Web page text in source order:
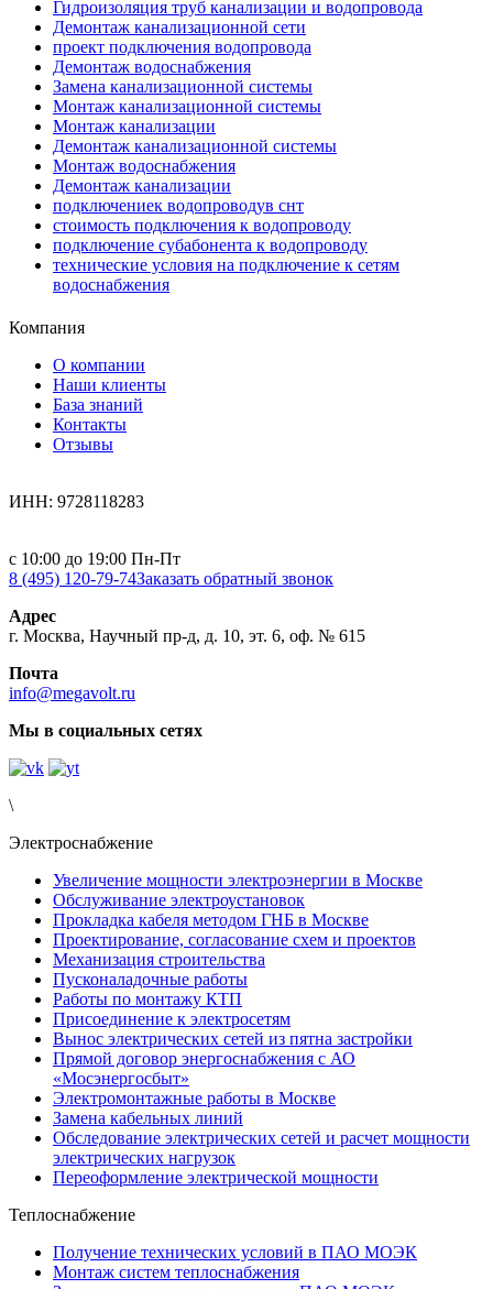
Гидроизоляция труб канализации и водопровода
Демонтаж канализационной сети
проект подключения водопровода
Демонтаж водоснабжения
Замена канализационной системы
Монтаж канализационной системы
Монтаж канализации
Демонтаж канализационной системы
Монтаж водоснабжения
Демонтаж канализации
подключениек водопроводув снт
стоимость подключения к водопроводу
подключение субабонента к водопроводу
технические условия на подключение к сетям
водоснабжения
Компания
О компании
Наши клиенты
База знаний
Контакты
Отзывы
ИНН: 9728118283
с 10:00 до 19:00 Пн-Пт
8 (495) 120-79-74Заказать обратный звонок
Адрес
г. Москва, Научный пр-д, д. 10, эт. 6, оф. № 615
Почта
info@megavolt.ru
Мы в социальных сетях
\
Электроснабжение
Увеличение мощности электроэнергии в Москве
Обслуживание электроустановок
Прокладка кабеля методом ГНБ в Москве
Проектирование, согласование схем и проектов
Механизация строительства
Пусконаладочные работы
Работы по монтажу КТП
Присоединение к электросетям
Вынос электрических сетей из пятна застройки
Прямой договор энергоснабжения с АО
«Мосэнергосбыт»
Электромонтажные работы в Москве
Замена кабельных линий
Обследование электрических сетей и расчет мощности
электрических нагрузок
Переоформление электрической мощности
Теплоснабжение
Получение технических условий в ПАО МОЭК
Монтаж систем теплоснабжения